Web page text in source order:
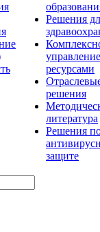
Решения
управление
ресурсами
решения
литература
Решения
защите